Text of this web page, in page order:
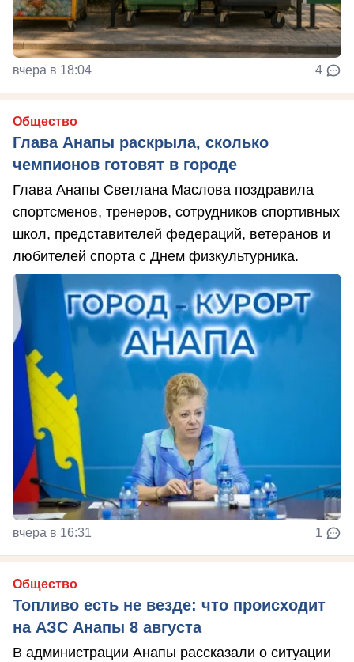
вчера в 18:04 4
Общество
Глава Анапы раскрыла, сколько
чемпионов готовят в городе
Глава Анапы Светлана Маслова поздравила
спортсменов, тренеров, сотрудников спортивных
школ, представителей федераций, ветеранов и
любителей спорта с Днем физкультурника.
вчера в 16:31 1
Общество
Топливо есть не везде: что происходит
на АЗС Анапы 8 августа
В администрации Анапы рассказали о ситуации